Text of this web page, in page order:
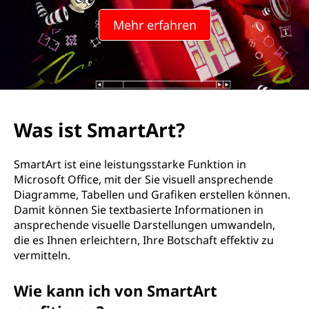
t
Mehr erfahren
Was ist SmartArt?
SmartArt ist eine leistungsstarke Funktion in
Microsoft Office, mit der Sie visuell ansprechende
Diagramme, Tabellen und Grafiken erstellen können.
Damit können Sie textbasierte Informationen in
ansprechende visuelle Darstellungen umwandeln,
die es Ihnen erleichtern, Ihre Botschaft effektiv zu
vermitteln.
Wie kann ich von SmartArt